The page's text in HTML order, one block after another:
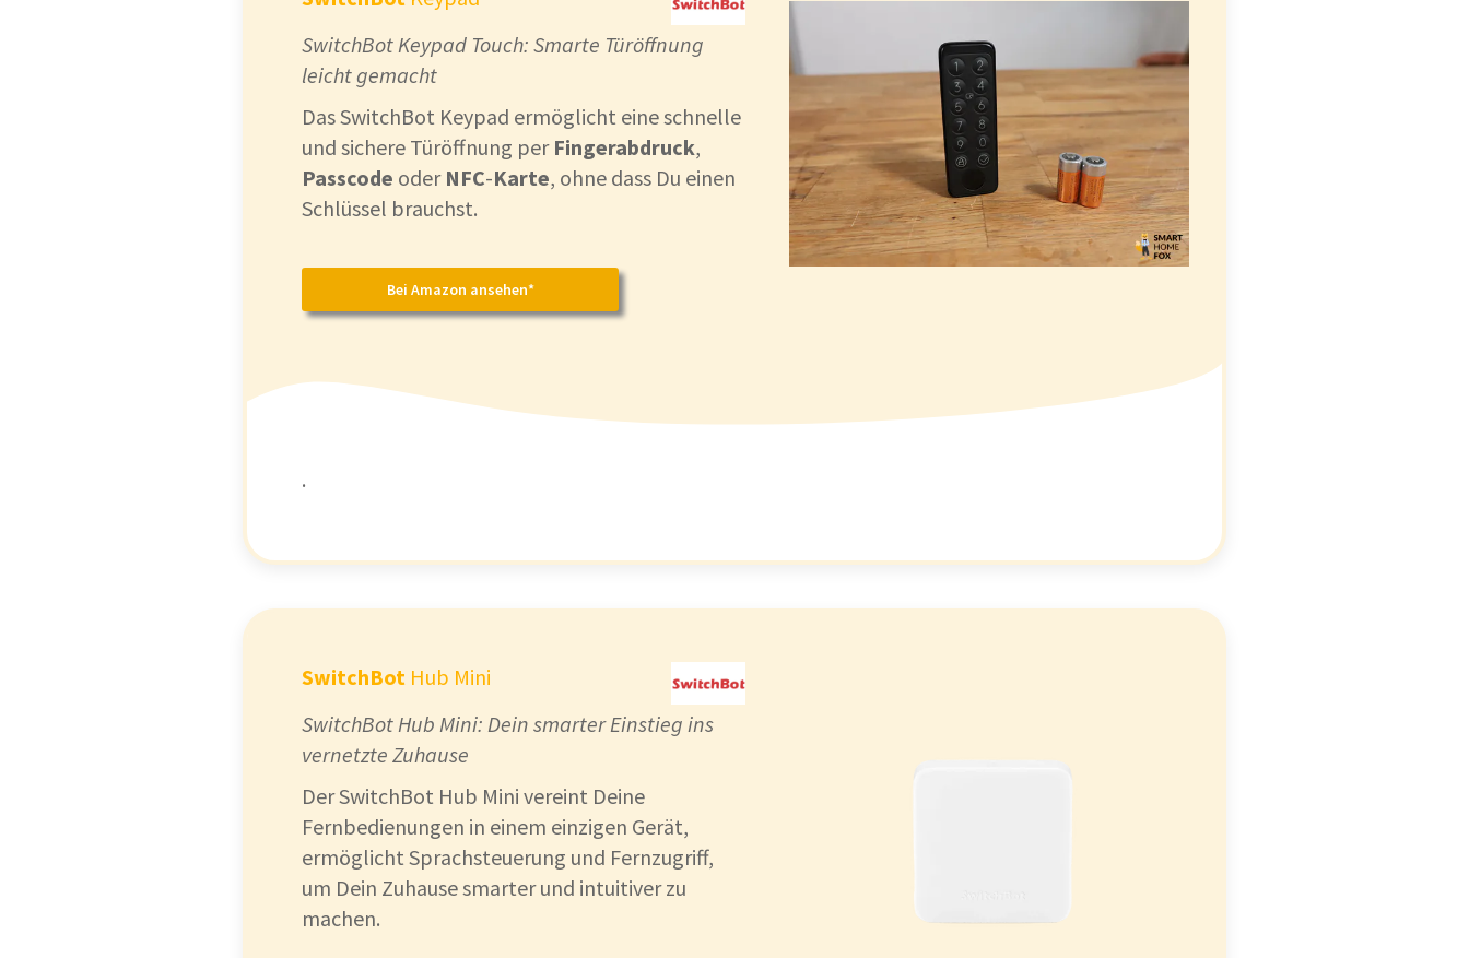
SwitchBot Keypad Touch: Smarte Türöffnung
leicht gemacht
Das SwitchBot Keypad ermöglicht eine schnelle
und sichere Türöffnung per Fingerabdruck,
Passcode oder NFC-Karte, ohne dass Du einen
Schlüssel brauchst.
Bei Amazon ansehen*
.
SwitchBot Hub Mini
SwitchBot Hub Mini: Dein smarter Einstieg ins
vernetzte Zuhause
Der SwitchBot Hub Mini vereint Deine
Fernbedienungen in einem einzigen Gerät,
ermöglicht Sprachsteuerung und Fernzugriff,
um Dein Zuhause smarter und intuitiver zu
machen.